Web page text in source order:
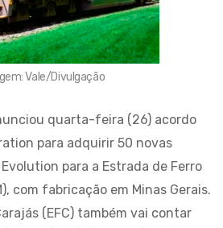
Vale/Divulgação
quarta-feira (26) acordo
para adquirir 50 novas
para a Estrada de Ferro
com fabricação em Minas Gerais.
(EFC) também vai contar